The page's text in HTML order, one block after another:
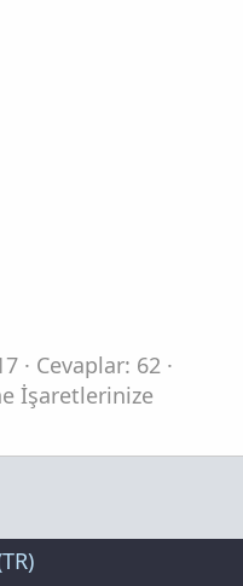
Cevaplar: 62
İşaretlerinize